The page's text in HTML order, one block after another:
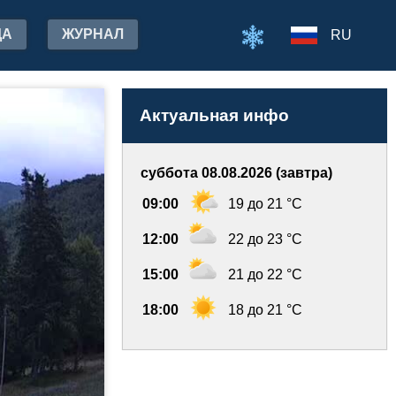
ЖУРНАЛ RU
Актуальная инфо
суббота 08.08.2026 (завтра)
09:00 19 до 21 °C
12:00 22 до 23 °C
15:00 21 до 22 °C
18:00 18 до 21 °C